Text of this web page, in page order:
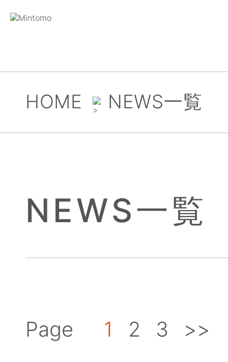
HOME NEWS一覧
NEWS一覧
Page 1 2 3 >>